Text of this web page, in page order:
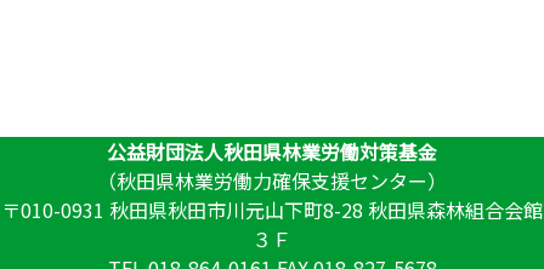
公益財団法人秋田県林業労働対策基金
（秋田県林業労働力確保支援センター）
〒010-0931 秋田県秋田市川元山下町8-28 秋田県森林組合会館
３Ｆ